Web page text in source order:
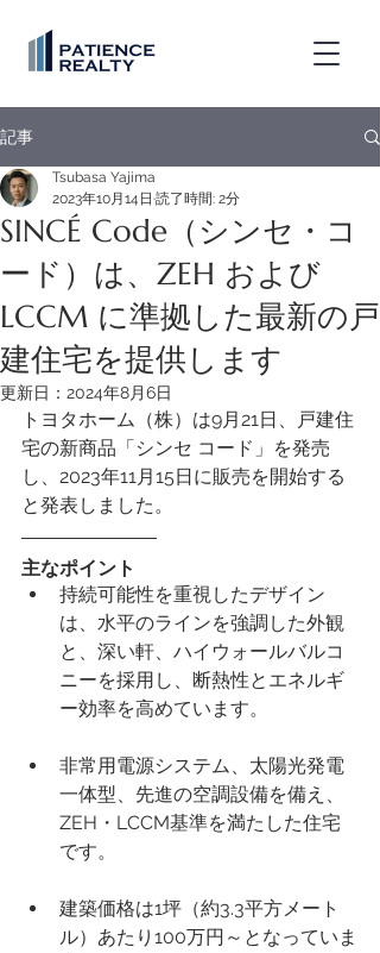
記事
SINCÉ Code（シンセ・コ
ード）は、ZEH および
LCCM に準拠した最新の戸
建住宅を提供します
Tsubasa Yajima
2023年10月14日 読了時間: 2分
更新日： 2024年8月6日
トヨタホーム（株）は9月21日、戸建住
宅の新商品「シンセ コード」を発売
し、2023年11月15日に販売を開始する
と発表しました。
主なポイント
持続可能性を重視したデザイン
は、水平のラインを強調した外観
と、深い軒、ハイウォールバルコ
ニーを採用し、断熱性とエネルギ
ー効率を高めています。
非常用電源システム、太陽光発電
一体型、先進の空調設備を備え、
ZEH・LCCM基準を満たした住宅
です。
建築価格は1坪（約3.3平方メート
ル）あたり100万円～となっていま